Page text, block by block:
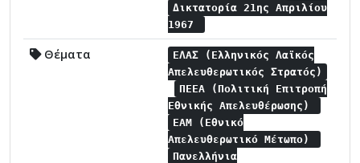
Δικτατορία 21ης Απριλίου
1967
Θέματα
ΕΛΑΣ (Ελληνικός Λαϊκός
Απελευθερωτικός Στρατός)
ΠΕΕΑ (Πολιτική Επιτροπή
Εθνικής Απελευθέρωσης)
ΕΑΜ (Εθνικό
Απελευθερωτικό Μέτωπο)
Πανελλήνια